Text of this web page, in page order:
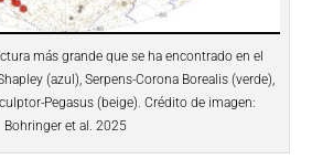
más grande que se ha encontrado en el
(azul), Serpens-Corona Borealis (verde),
Pegasus (beige). Crédito de imagen:
Bohringer et al. 2025